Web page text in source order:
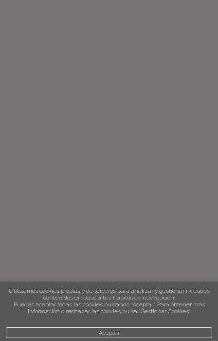
Utilizamos cookies propias y de terceros para analizar y gestionar nuestros
contenidos en base a tus hábitos de navegación.
Puedes aceptar todas las cookies pulsando “Aceptar”. Para obtener más
información o rechazar las cookies pulsa “Gestionar Cookies“
Aceptar